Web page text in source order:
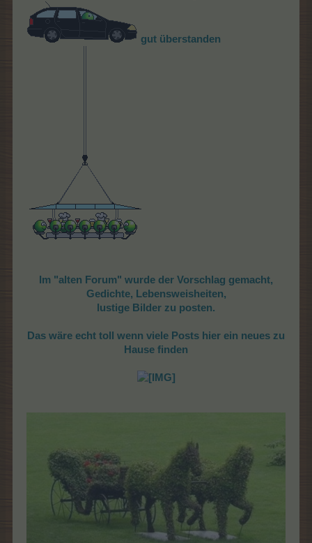
gut überstanden
Im "alten Forum" wurde der Vorschlag gemacht,
Gedichte, Lebensweisheiten,
lustige Bilder zu posten.
Das wäre echt toll wenn viele Posts hier ein neues zu
Hause finden